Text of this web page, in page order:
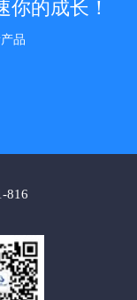
你的成长！
品
816